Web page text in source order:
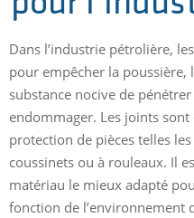
Dans l’industrie pétrolière,
pour empêcher la poussière,
substance nocive de
endommager. Les joints
protection de pièces telles
coussinets ou à rouleaux. Il
matériau le mieux adapté
fonction de l’environnement